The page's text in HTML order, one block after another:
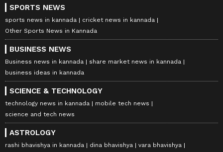
SPORTS NEWS
sports news in kannada
cricket news in kannada
Other Sports News in Kannada
BUSINESS NEWS
Business news in kannada
share market news in kannada
business ideas in kannada
SCIENCE & TECHNOLOGY
technology news in kannada
mobile tech news
science and tech news
ASTROLOGY
rashi bhavishya in kannada dina bhavishya
vara bhavishya